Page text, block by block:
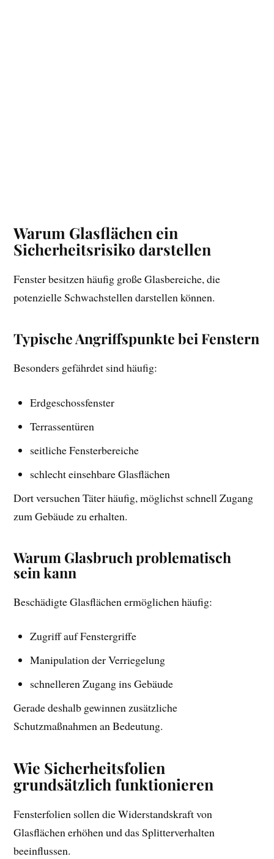
Warum Glasflächen ein
Sicherheitsrisiko darstellen
Fenster besitzen häufig große Glasbereiche, die
potenzielle Schwachstellen darstellen können.
Typische Angriffspunkte bei Fenstern
Besonders gefährdet sind häufig:
Erdgeschossfenster
Terrassentüren
seitliche Fensterbereiche
schlecht einsehbare Glasflächen
Dort versuchen Täter häufig, möglichst schnell Zugang
zum Gebäude zu erhalten.
Warum Glasbruch problematisch
sein kann
Beschädigte Glasflächen ermöglichen häufig:
Zugriff auf Fenstergriffe
Manipulation der Verriegelung
schnelleren Zugang ins Gebäude
Gerade deshalb gewinnen zusätzliche
Schutzmaßnahmen an Bedeutung.
Wie Sicherheitsfolien
grundsätzlich funktionieren
Fensterfolien sollen die Widerstandskraft von
Glasflächen erhöhen und das Splitterverhalten
beeinflussen.